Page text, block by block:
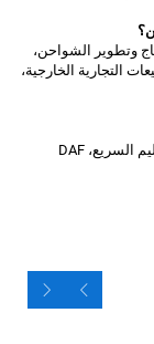
وتطوير الشواحن،
التجارية الخارجية،